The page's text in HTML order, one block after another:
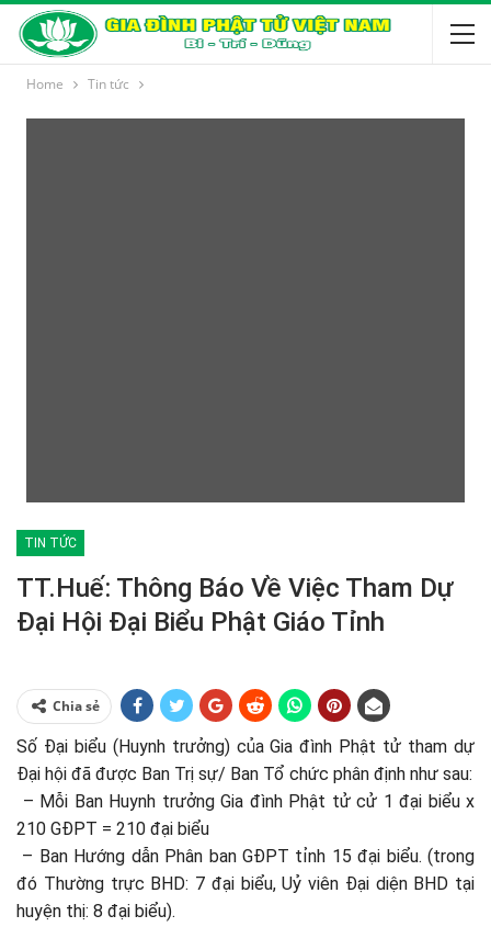
Home Tin tức
TIN TỨC
TT.Huế: Thông Báo Về Việc Tham Dự
Đại Hội Đại Biểu Phật Giáo Tỉnh
Chia sẻ
Số Đại biểu (Huynh trưởng) của Gia đình Phật tử tham dự
Đại hội đã được Ban Trị sự/ Ban Tổ chức phân định như sau:
– Mỗi Ban Huynh trưởng Gia đình Phật tử cử 1 đại biểu x
210 GĐPT = 210 đại biểu
– Ban Hướng dẫn Phân ban GĐPT tỉnh 15 đại biểu. (trong
đó Thường trực BHD: 7 đại biểu, Uỷ viên Đại diện BHD tại
huyện thị: 8 đại biểu).